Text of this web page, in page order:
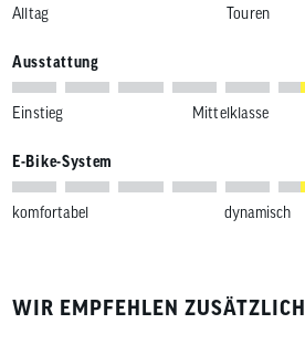
Alltag Touren
Ausstattung
Einstieg Mittelklasse
E-Bike-System
komfortabel dynamisch
WIR EMPFEHLEN ZUSÄTZLICH